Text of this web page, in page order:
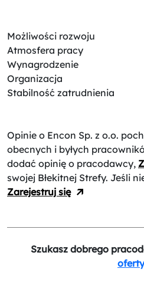
Możliwości rozwoju
Atmosfera pracy
Wynagrodzenie
Organizacja
Stabilność zatrudnienia
Opinie o Encon Sp. z o.o.
obecnych i byłych
dodać opinię o pracodawcy,
swojej Błekitnej Strefy. Jeśli
Zarejestruj się
Szukasz dobrego